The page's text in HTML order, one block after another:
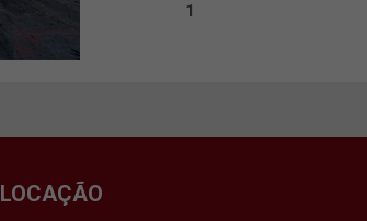
1
LOCAÇÃO